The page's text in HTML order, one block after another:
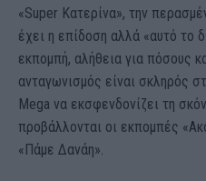
«Super Κατερίνα», την
έχει η επίδοση αλλά «αυτό το
εκπομπή, αλήθεια για πόσους
ανταγωνισμός είναι σκληρός
Mega να εκσφενδονίζει τη
προβάλλονται οι εκπομπές
«Πάμε Δανάη».